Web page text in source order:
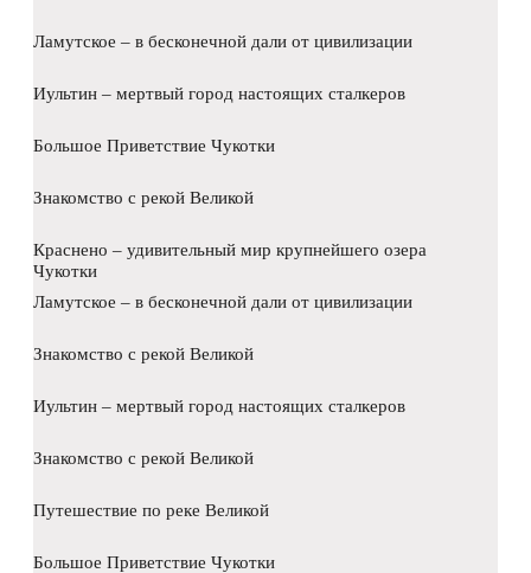
Ламутское – в бесконечной дали от цивилизации
Иультин – мертвый город настоящих сталкеров
Большое Приветствие Чукотки
Знакомство с рекой Великой
Краснено – удивительный мир крупнейшего озера
Чукотки
Ламутское – в бесконечной дали от цивилизации
Знакомство с рекой Великой
Иультин – мертвый город настоящих сталкеров
Знакомство с рекой Великой
Путешествие по реке Великой
Большое Приветствие Чукотки